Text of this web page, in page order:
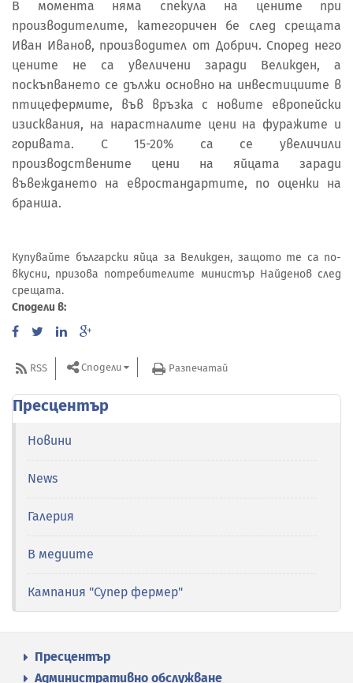
В момента няма спекула на цените при
производителите, категоричен бе след срещата
Иван Иванов, производител от Добрич. Според него
цените не са увеличени заради Великден, а
поскъпването се дължи основно на инвестициите в
птицефермите, във връзка с новите европейски
изисквания, на нарастналите цени на фуражите и
горивата. С 15-20% са се увеличили
производствените цени на яйцата заради
въвеждането на евростандартите, по оценки на
бранша.
Купувайте български яйца за Великден, защото те са по-
вкусни, призова потребителите министър Найденов след
срещата.
Сподели в:
RSS Сподели Разпечатай
Пресцентър
Новини
News
Галерия
В медиите
Кампания "Супер фермер"
Пресцентър
Административно обслужване